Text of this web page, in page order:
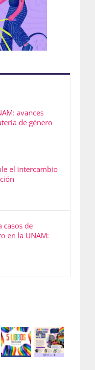
avances
de género
el intercambio
casos de
en la UNAM: